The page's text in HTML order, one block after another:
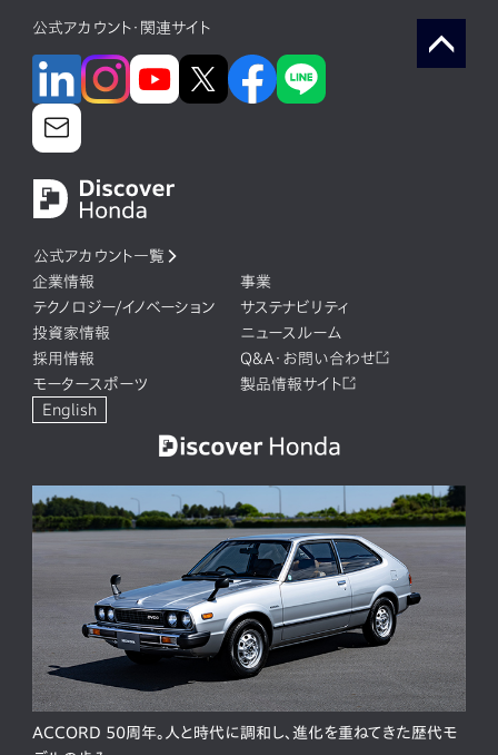
公式アカウント・関連サイト
公式アカウント一覧
企業情報
事業
テクノロジー/イノベーション
サステナビリティ
投資家情報
ニュースルーム
採用情報
Q&A・お問い合わせ
モータースポーツ
製品情報サイト
English
ACCORD 50周年。人と時代に調和し、進化を重ねてきた歴代モ